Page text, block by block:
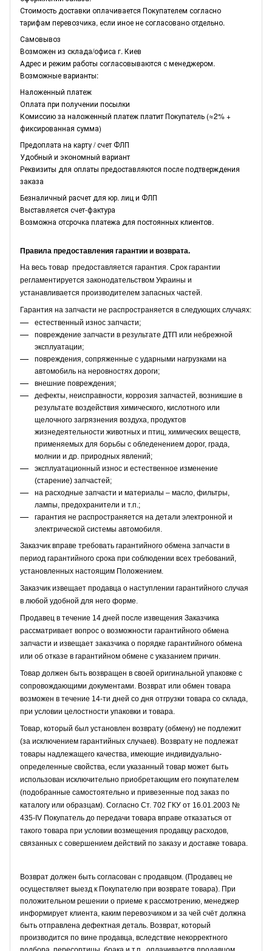
Стоимость доставки оплачивается Покупателем согласно
тарифам перевозчика, если иное не согласовано отдельно.
Самовывоз
Возможен из склада/офиса г. Киев
Адрес и режим работы согласовываются с менеджером.
Возможные варианты:
Наложенный платеж
Оплата при получении посылки
Комиссию за наложенный платеж платит Покупатель (≈2% +
фиксированная сумма)
Предоплата на карту / счет ФЛП
Удобный и экономный вариант
Реквизиты для оплаты предоставляются после подтверждения
заказа
Безналичный расчет для юр. лиц и ФЛП
Выставляется счет-фактура
Возможна отсрочка платежа для постоянных клиентов.
Правила предоставления гарантии и возврата.
На весь товар предоставляется гарантия. Срок гарантии
регламентируется законодательством Украины и
устанавливается производителем запасных частей.
Гарантия на запчасти не распространяется в следующих случаях:
естественный износ запчасти;
повреждение запчасти в результате ДТП или небрежной
эксплуатации;
повреждения, сопряженные с ударными нагрузками на
автомобиль на неровностях дороги;
внешние повреждения;
дефекты, неисправности, коррозия запчастей, возникшие в
результате воздействия химического, кислотного или
щелочного загрязнения воздуха, продуктов
жизнедеятельности животных и птиц, химических веществ,
применяемых для борьбы с обледенением дорог, града,
молнии и др. природных явлений;
эксплуатационный износ и естественное изменение
(старение) запчастей;
на расходные запчасти и материалы – масло, фильтры,
лампы, предохранители и т.п.;
гарантия не распространяется на детали электронной и
электрической системы автомобиля.
Заказчик вправе требовать гарантийного обмена запчасти в
период гарантийного срока при соблюдении всех требований,
установленных настоящим Положением.
Заказчик извещает продавца о наступлении гарантийного случая
в любой удобной для него форме.
Продавец в течение 14 дней после извещения Заказчика
рассматривает вопрос о возможности гарантийного обмена
запчасти и извещает заказчика о порядке гарантийного обмена
или об отказе в гарантийном обмене с указанием причин.
Товар должен быть возвращен в своей оригинальной упаковке с
сопровождающими документами. Возврат или обмен товара
возможен в течение 14-ти дней со дня отгрузки товара со склада,
при условии целостности упаковки и товара.
Товар, который был установлен возврату (обмену) не подлежит
(за исключением гарантийных случаев). Возврату не подлежат
товары надлежащего качества, имеющие индивидуально-
определенные свойства, если указанный товар может быть
использован исключительно приобретающим его покупателем
(подобранные самостоятельно и привезенные под заказ по
каталогу или образцам). Согласно Ст. 702 ГКУ от 16.01.2003 №
435-IV Покупатель до передачи товара вправе отказаться от
такого товара при условии возмещения продавцу расходов,
связанных с совершением действий по заказу и доставке товара.
Возврат должен быть согласован с продавцом. (Продавец не
осуществляет выезд к Покупателю при возврате товара). При
положительном решении о приеме к рассмотрению, менеджер
информирует клиента, каким перевозчиком и за чей счёт должна
быть отправлена дефектная деталь. Возврат, который
производится по вине продавца, вследствие некорректного